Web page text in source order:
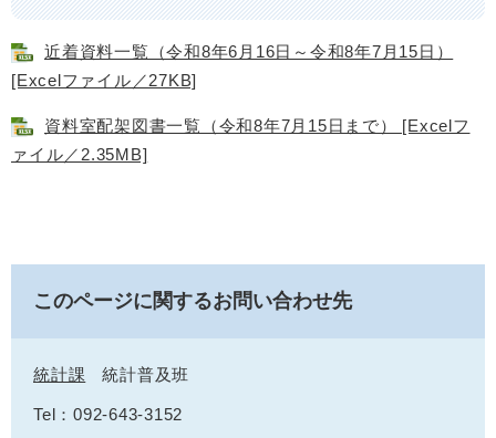
近着資料一覧（令和8年6月16日～令和8年7月15日）
[Excelファイル／27KB]
資料室配架図書一覧（令和8年7月15日まで） [Excelフ
ァイル／2.35MB]
このページに関するお問い合わせ先
統計課 統計普及班
Tel：092-643-3152